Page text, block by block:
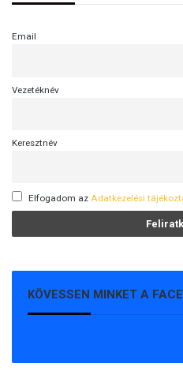
Email
Vezetéknév
Keresztnév
Elfogadom az Adatkezelési
KÖVESSEN MINKET A